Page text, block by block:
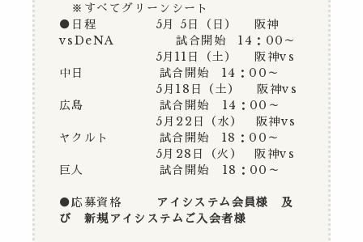
※すべてグリーンシート
●日程 5月 5日（日） 阪神
vsDeNA 試合開始 14：00～
5月11日（土） 阪神vs
中日 試合開始 14：00～
5月18日
（土）
阪神vs
広島 試合開始 14：00～
5月22日（水） 阪神vs
ヤクルト 試合開始 18：00～
5月28日（火） 阪神vs
巨人 試合開始 18：00～
●応募資格 アイシステム会員様 及
び 新規アイシステムご入会者様